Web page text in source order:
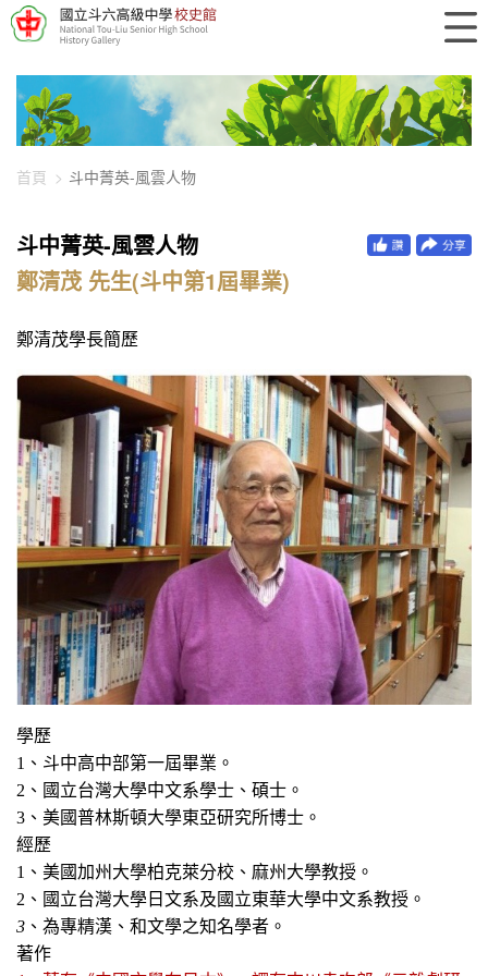
448-1340
首頁 斗中菁英-風雲人物
斗中菁英-風雲人物
鄭清茂 先生(斗中第1屆畢業)
鄭清茂學長簡歷
學歷
1 、斗中高中部第一屆畢業。
2 、國立台灣大學中文系學士、碩士。
3 、美國普林斯頓大學東亞研究所博士。
經歷
1 、美國加州大學柏克萊分校、麻州大學教授。
2 、國立台灣大學日文系及國立東華大學中文系教授。
3 、為專精漢、和文學之知名學者。
著作